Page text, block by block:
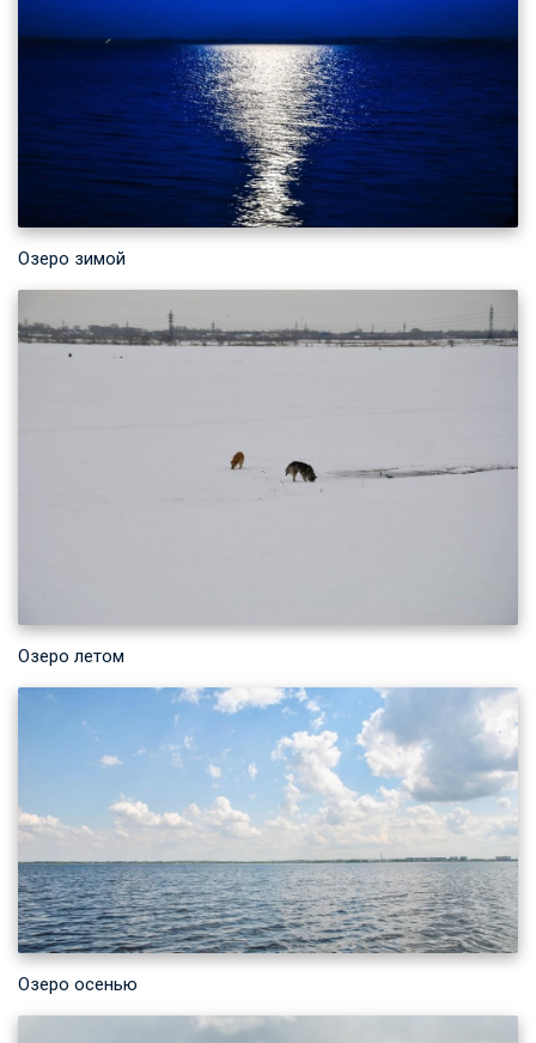
Озеро зимой
Озеро летом
Озеро осенью